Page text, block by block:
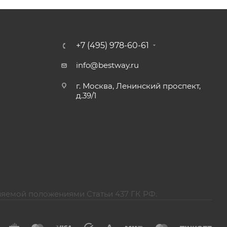
+7 (495) 978-60-61
info@bestway.ru
г. Москва, Ленинский проспект,
д.39/1
положениями Статьи 437 ГК РФ.